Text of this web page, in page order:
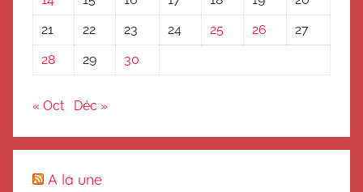
21
22 23 24 25 26
27
28
29 30
« Oct Déc »
A la une